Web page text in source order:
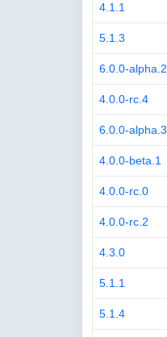
4.1.1
5.1.3
6.0.0-alpha.2
4.0.0-rc.4
6.0.0-alpha.3
4.0.0-beta.1
4.0.0-rc.0
4.0.0-rc.2
4.3.0
5.1.1
5.1.4